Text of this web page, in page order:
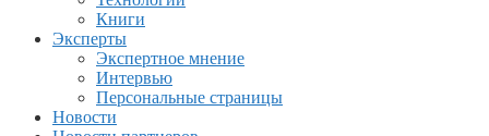
Книги
Эксперты
Экспертное мнение
Интервью
Персональные страницы
Новости